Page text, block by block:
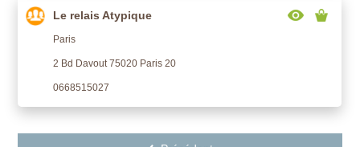
Le relais Atypique
Paris
2 Bd Davout 75020 Paris 20
0668515027